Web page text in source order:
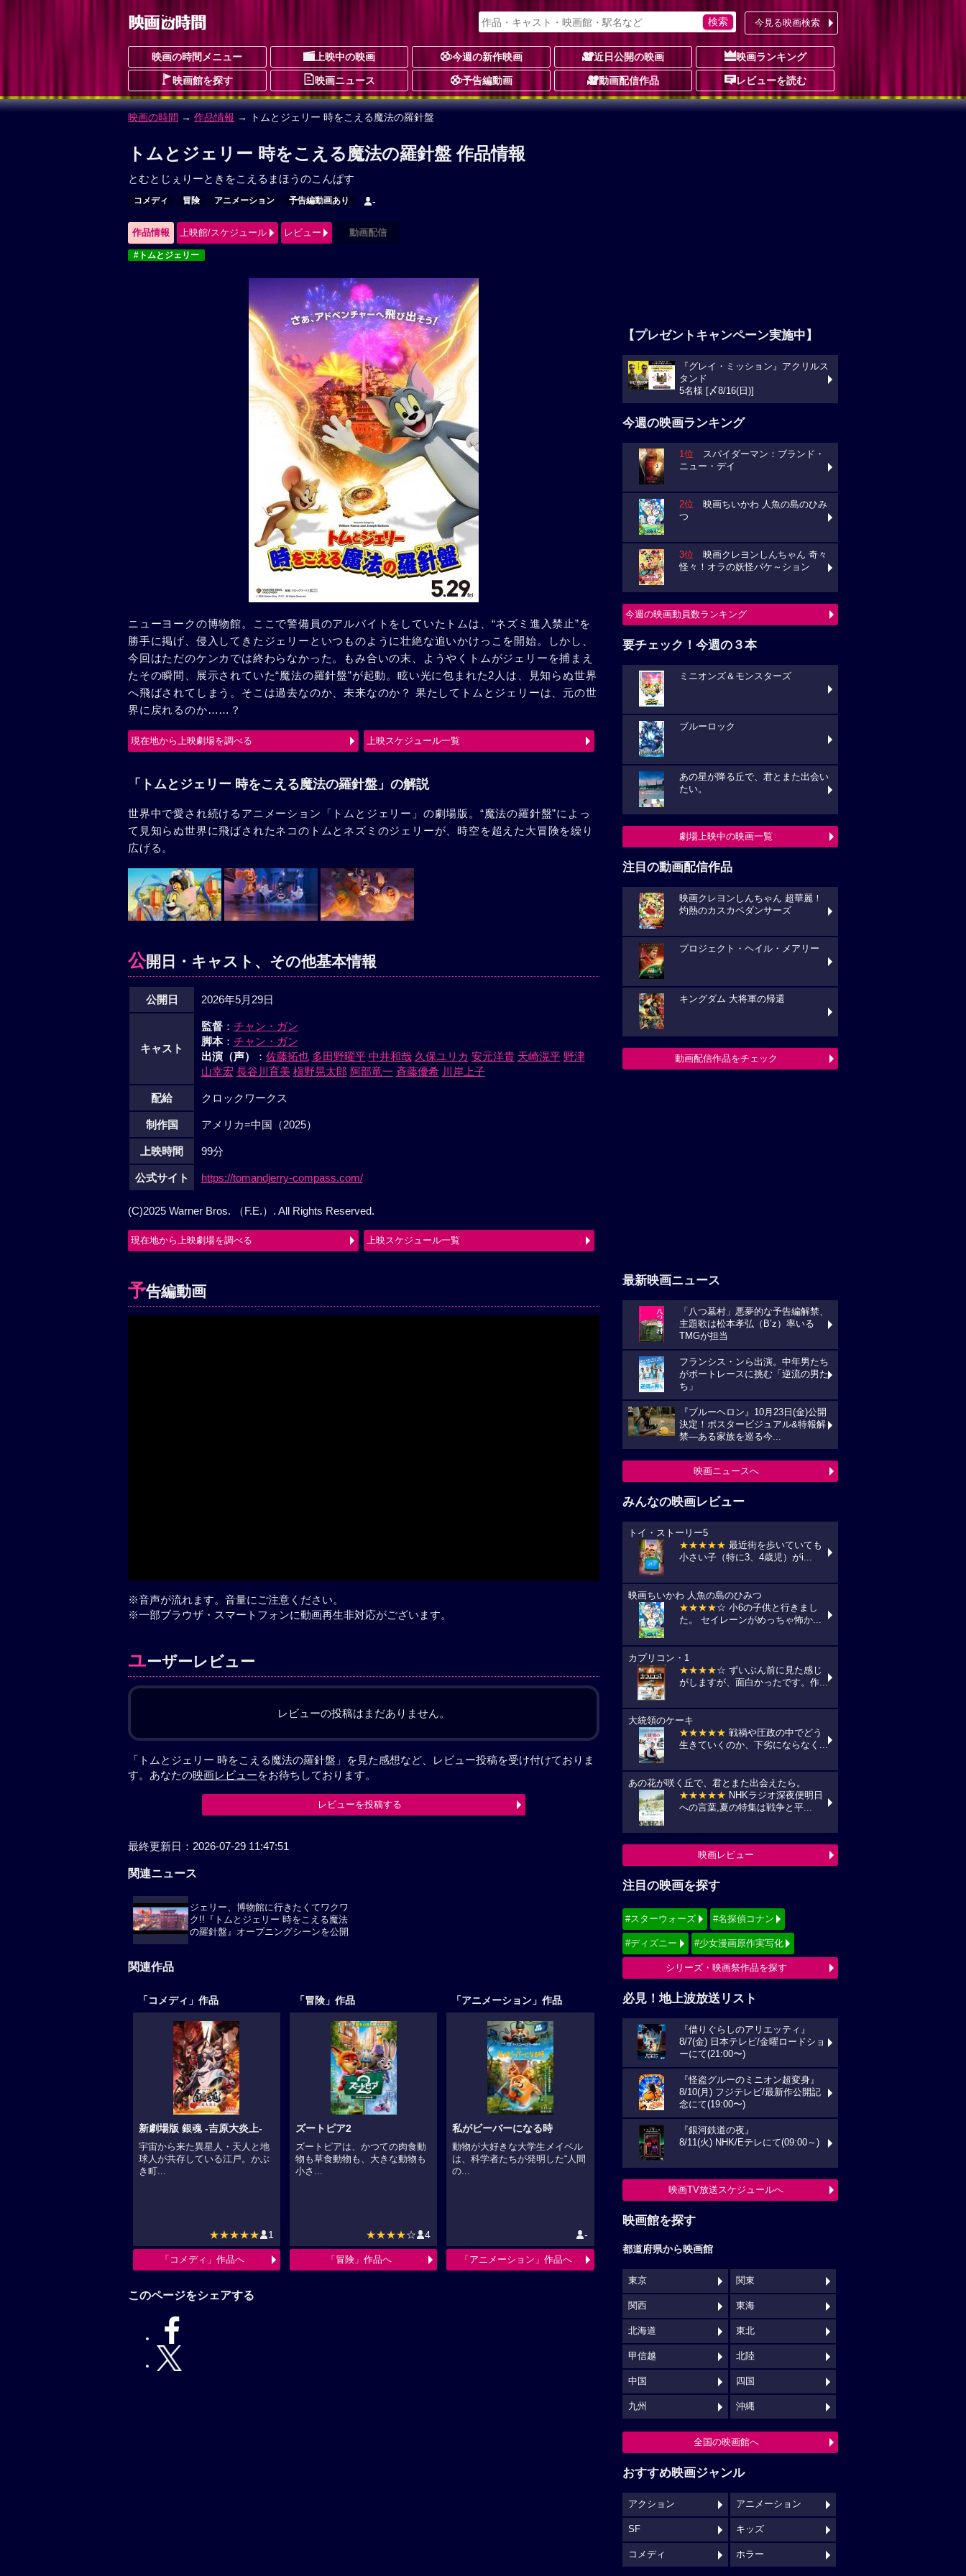
今見る映画検索
映画の時間メニュー 上映中の映画 今週の新作映画 近日公開の映画 映画ランキング
映画館を探す 映画ニュース 予告編動画 動画配信作品 レビューを読む
映画の時間 → 作品情報 → トムとジェリー 時をこえる魔法の羅針盤
トムとジェリー 時をこえる魔法の羅針盤 作品情報
とむとじぇりーときをこえるまほうのこんぱす
コメディ 冒険 アニメーション 予告編動画あり -
作品情報 上映館/スケジュール レビュー 動画配信
#トムとジェリー
ニューヨークの博物館。ここで警備員のアルバイトをしていたトムは、“ネズミ進入禁止”を
勝手に掲げ、侵入してきたジェリーといつものように壮絶な追いかけっこを開始。しかし、
今回はただのケンカでは終わらなかった。もみ合いの末、ようやくトムがジェリーを捕まえ
たその瞬間、展示されていた“魔法の羅針盤”が起動。眩い光に包まれた2人は、見知らぬ世界
へ飛ばされてしまう。そこは過去なのか、未来なのか？ 果たしてトムとジェリーは、元の世
界に戻れるのか……？
現在地から上映劇場を調べる 上映スケジュール一覧
「トムとジェリー 時をこえる魔法の羅針盤」の解説
世界中で愛され続けるアニメーション「トムとジェリー」の劇場版。“魔法の羅針盤”によっ
て見知らぬ世界に飛ばされたネコのトムとネズミのジェリーが、時空を超えた大冒険を繰り
広げる。
公開日・キャスト、その他基本情報
公開日 2026年5月29日
キャスト
監督：チャン・ガン
脚本：チャン・ガン
出演（声）
：佐藤拓也 多田野曜平 中井和哉 久保ユリカ 安元洋貴 天崎滉平 野津
山幸宏 長谷川育美 槇野晃太郎 阿部竜一 斉藤優希 川岸上子
配給 クロックワークス
制作国 アメリカ=中国（2025）
上映時間 99分
公式サイト https://tomandjerry-compass.com/
(C)2025 Warner Bros. （F.E.）. All Rights Reserved.
現在地から上映劇場を調べる 上映スケジュール一覧
予告編動画
※音声が流れます。音量にご注意ください。
※一部ブラウザ・スマートフォンに動画再生非対応がございます。
ユーザーレビュー
レビューの投稿はまだありません。
「トムとジェリー 時をこえる魔法の羅針盤」を見た感想など、レビュー投稿を受け付けておりま
す。あなたの映画レビューをお待ちしております。
レビューを投稿する
関連ニュース
ジェリー、博物館に行きたくてワクワ
ク!!『トムとジェリー 時をこえる魔法
の羅針盤』オープニングシーンを公開
関連作品
「コメディ」作品
新劇場版 銀魂 -吉原大炎上-
宇宙から来た異星人・天人と地
球人が共存している江戸。かぶ
き町...
★★★★★ 1
「コメディ」作品へ
「冒険」作品
ズートピア2
ズートピアは、かつての肉食動
物も草食動物も、大きな動物も
小さ...
★★★★☆ 4
「冒険」作品へ
「アニメーション」作品
私がビーバーになる時
動物が大好きな大学生メイベル
は、科学者たちが発明した“人間
の...
-
「アニメーション」作品へ
このページをシェアする
【プレゼントキャンペーン実施中】
『グレイ・ミッション』アクリルス
タンド
5名様 [〆8/16(日)]
今週の映画ランキング
1位 スパイダーマン：ブランド・
ニュー・デイ
2位 映画ちいかわ 人魚の島のひみ
つ
3位 映画クレヨンしんちゃん 奇々
怪々！オラの妖怪バケ～ション
今週の映画動員数ランキング
要チェック！今週の３本
ミニオンズ＆モンスターズ
ブルーロック
あの星が降る丘で、君とまた出会い
たい。
劇場上映中の映画一覧
注目の動画配信作品
映画クレヨンしんちゃん 超華麗！
灼熱のカスカベダンサーズ
プロジェクト・ヘイル・メアリー
キングダム 大将軍の帰還
動画配信作品をチェック
最新映画ニュース
「八つ墓村」悪夢的な予告編解禁、
主題歌は松本孝弘（B’z）率いる
TMGが担当
フランシス・ンら出演。中年男たち
がボートレースに挑む「逆流の男た
ち」
『ブルーヘロン』10月23日(金)公開
決定！ポスタービジュアル&特報解
禁―ある家族を巡る今...
映画ニュースへ
みんなの映画レビュー
トイ・ストーリー5
★★★★★ 最近街を歩いていても
小さい子（特に3、4歳児）がi...
映画ちいかわ 人魚の島のひみつ
★★★★☆ 小6の子供と行きまし
た。 セイレーンがめっちゃ怖か...
カプリコン・1
★★★★☆ ずいぶん前に見た感じ
がしますが、面白かったです。作...
大統領のケーキ
★★★★★ 戦禍や圧政の中でどう
生きていくのか、下劣にならなく...
あの花が咲く丘で、君とまた出会えたら。
★★★★★ NHKラジオ深夜便明日
への言葉,夏の特集は戦争と平...
映画レビュー
注目の映画を探す
#スターウォーズ #名探偵コナン
#ディズニー #少女漫画原作実写化
シリーズ・映画祭作品を探す
必見！地上波放送リスト
『借りぐらしのアリエッティ』
8/7(金) 日本テレビ/金曜ロードショ
ーにて(21:00〜)
『怪盗グルーのミニオン超変身』
8/10(月) フジテレビ/最新作公開記
念にて(19:00〜)
『銀河鉄道の夜』
8/11(火) NHK/Eテレにて(09:00～)
映画TV放送スケジュールへ
映画館を探す
都道府県から映画館
東京 関東
関西 東海
北海道 東北
甲信越 北陸
中国 四国
九州 沖縄
全国の映画館へ
おすすめ映画ジャンル
アクション アニメーション
SF キッズ
コメディ ホラー